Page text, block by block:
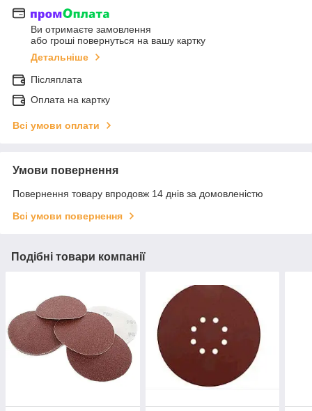
Ви отримаєте замовлення
або гроші повернуться на вашу картку
Детальніше
Післяплата
Оплата на картку
Всі умови оплати
Умови повернення
Повернення товару впродовж 14 днів за домовленістю
Всі умови повернення
Подібні товари компанії